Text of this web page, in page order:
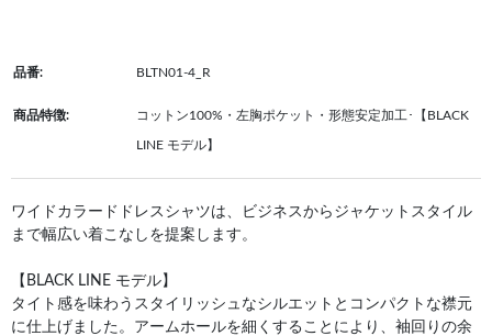
品番: BLTN01-4_R
商品特徴: コットン100%・左胸ポケット・形態安定加工･【BLACK
LINE モデル】
ワイドカラードドレスシャツは、ビジネスからジャケットスタイル
まで幅広い着こなしを提案します。
【BLACK LINE モデル】
タイト感を味わうスタイリッシュなシルエットとコンパクトな襟元
に仕上げました。アームホールを細くすることにより、袖回りの余